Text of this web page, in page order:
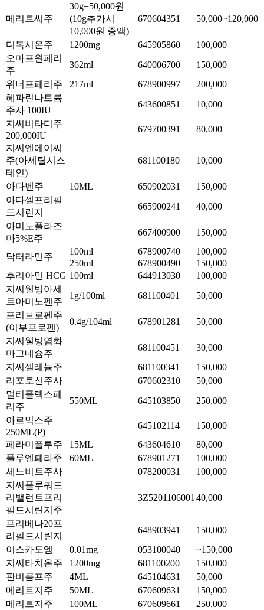
메리트씨주
30g=50,000원
(10g추가시
10,000원 증액)
670604351 50,000~120,000
디톡시온주 1200mg 645905860
100,000
오마프원페리
주
362ml 640006700
150,000
위너프페리주
217ml 678900997
200,000
헤파린나트륨
주사 100IU
643600851
10,000
지씨비타디주
200,000IU
679700391
80,000
지씨엔에이씨
주(아세틸시스
테인)
681100180 10,000
아다벤주 10ML 650902031
150,000
아다셀프리필
드시린지
665900241
40,000
아미노플라즈
마5%E주
667400900 150,000
닥터라민주
100ml 678900740
100,000
250ml
678900490
150,000
후리아민 HCG 100ml 644913030
100,000
지씨웰빙아세
트아미노펜주
1g/100ml 681100401
50,000
프리브로펜주
(이부프로펜)
0.4g/104ml 678901281
50,000
지씨웰빙염화
마그네슘주
681100451
30,000
지씨셀레늄주
681100341
150,000
리포토신주사
670602310
50,000
멀티플렉스페
리주
550ML 645103850
250,000
아르믹스주
250ML(P)
645102114
150,000
페라미플루주
15ML 643604610
80,000
플루엔페라주
60ML 678901271
100,000
세느비트주사
078200031
100,000
지씨플루쿼드
리밸런트프리
필드시린지주
3Z5201106001 40,000
프리베나20프
리필드시린지
648903941
150,000
이스카도엠
0.01mg 053100040
~150,000
지씨타치온주
1200mg 681100200
150,000
판비콤프주
4ML 645104631
50,000
메리트지주
50ML 670609631
150,000
메리트지주
100ML 670609661
250,000